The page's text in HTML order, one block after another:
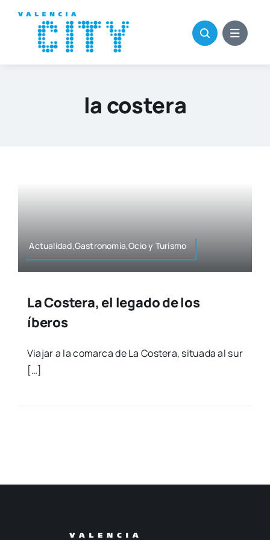
contenido
la costera
Actualidad,Gastronomía,Ocio y Turis­mo
La Costera, el legado de los
íberos
Via­jar a la comar­ca de La Cos­te­ra, situa­da al sur
[…]